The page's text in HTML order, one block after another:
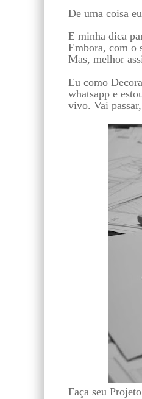
De uma coisa
E minha dica
Embora, com o
Mas, melhor
Eu como
whatsapp e
vivo. Vai
Faça seu